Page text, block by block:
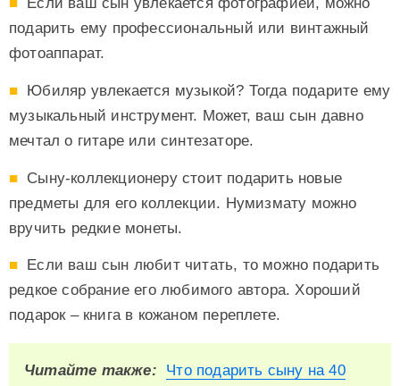
Если ваш сын увлекается фотографией, можно
подарить ему профессиональный или винтажный
фотоаппарат.
Юбиляр увлекается музыкой? Тогда подарите ему
музыкальный инструмент. Может, ваш сын давно
мечтал о гитаре или синтезаторе.
Сыну-коллекционеру стоит подарить новые
предметы для его коллекции. Нумизмату можно
вручить редкие монеты.
Если ваш сын любит читать, то можно подарить
редкое собрание его любимого автора. Хороший
подарок – книга в кожаном переплете.
Читайте также:
Что подарить сыну на 40